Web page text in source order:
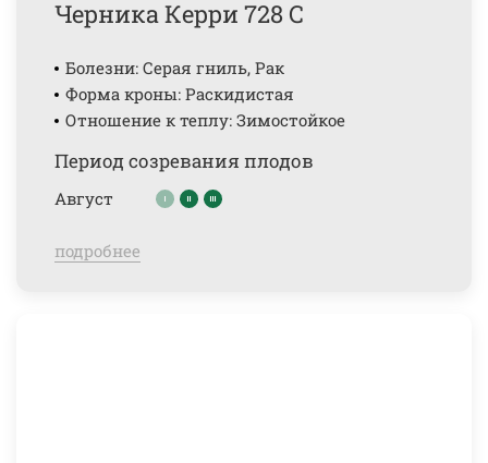
Черника Керри 728 С
Болезни: Серая гниль, Рак
Форма кроны: Раскидистая
Отношение к теплу: Зимостойкое
Период созревания плодов
Август
подробнее